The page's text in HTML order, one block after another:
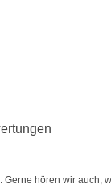
hören wir auch,